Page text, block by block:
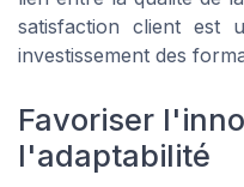
satisfaction client est
investissement des
Favoriser
l'adaptabilité